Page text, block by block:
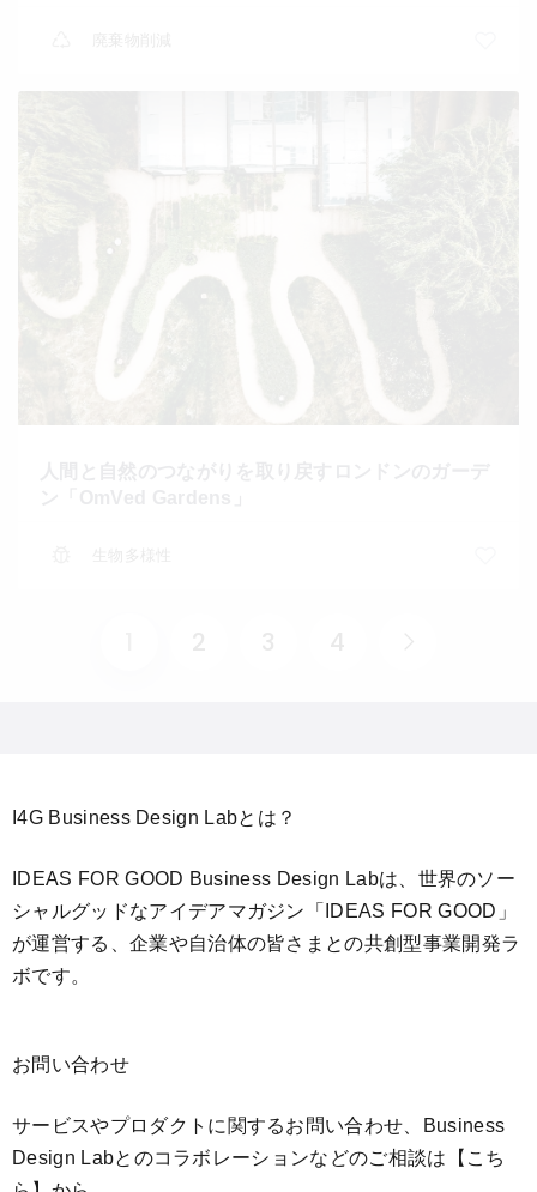
I4G Business Design Labとは？
IDEAS FOR GOOD Business Design Labは、世界のソー
シャルグッドなアイデアマガジン「IDEAS FOR GOOD」
が運営する、企業や自治体の皆さまとの共創型事業開発ラ
ボです。
お問い合わせ
サービスやプロダクトに関するお問い合わせ、Business
Design Labとのコラボレーションなどのご相談は 【こち